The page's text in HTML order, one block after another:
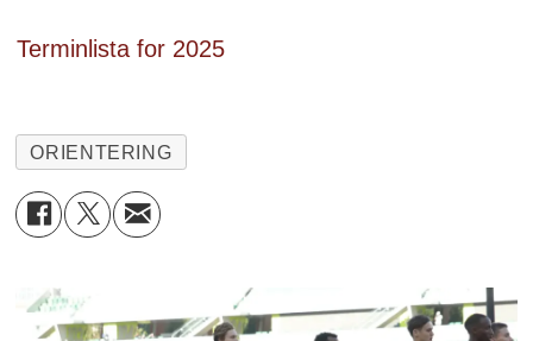
Terminlista for 2025
ORIENTERING